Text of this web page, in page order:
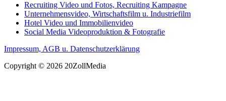
Recruiting Video und Fotos, Recruiting Kampagne
Unternehmensvideo, Wirtschaftsfilm u. Industriefilm
Hotel Video und Immobilienvideo
Social Media Videoproduktion & Fotografie
Impressum, AGB u. Datenschutzerklärung
Copyright © 2026 20ZollMedia